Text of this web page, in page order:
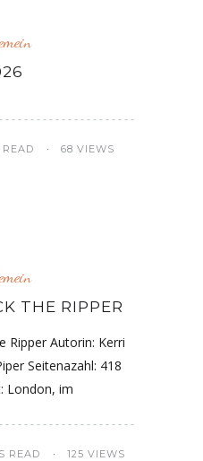
68 VIEWS
THE RIPPER
Ripper Autorin: Kerri
Seitenazahl: 418
London, im
READ 125 VIEWS